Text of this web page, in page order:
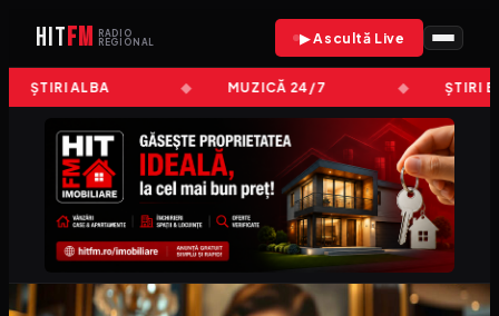
HITFM
RADIO
REGIONAL
▶ Ascultă Live
ȘTIRI ALBA MUZICĂ 24/7 ȘTIRI